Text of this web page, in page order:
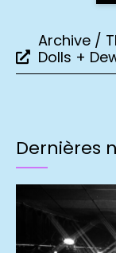
Archive /
Dolls +
Dernières